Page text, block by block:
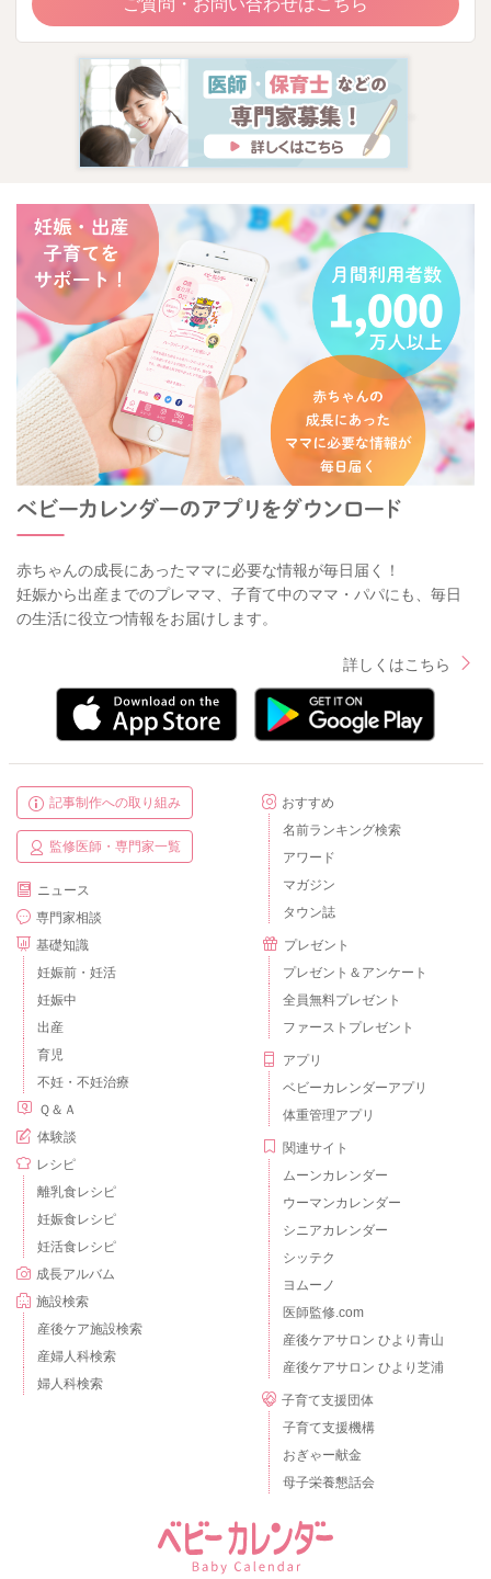
ご質問・お問い合わせはこちら
赤ちゃんの成長にあったママに必要な情報が毎日届く！
妊娠から出産までのプレママ、子育て中のママ・パパにも、毎日
の生活に役立つ情報をお届けします。
詳しくはこちら
記事制作への取り組み
監修医師・専門家一覧
ニュース
専門家相談
基礎知識
妊娠前・妊活
妊娠中
出産
育児
不妊・不妊治療
Ｑ＆Ａ
体験談
レシピ
離乳食レシピ
妊娠食レシピ
妊活食レシピ
成長アルバム
施設検索
産後ケア施設検索
産婦人科検索
婦人科検索
おすすめ
名前ランキング検索
アワード
マガジン
タウン誌
プレゼント
プレゼント＆アンケート
全員無料プレゼント
ファーストプレゼント
アプリ
ベビーカレンダーアプリ
体重管理アプリ
関連サイト
ムーンカレンダー
ウーマンカレンダー
シニアカレンダー
シッテク
ヨムーノ
医師監修.com
産後ケアサロン ひより青山
産後ケアサロン ひより芝浦
子育て支援団体
子育て支援機構
おぎゃー献金
母子栄養懇話会